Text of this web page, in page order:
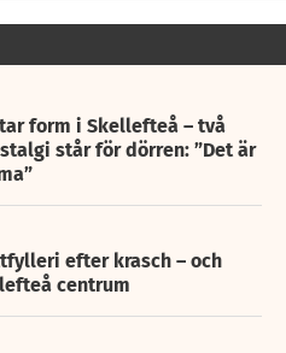
form i Skellefteå – två
står för dörren: ”Det är
efter krasch – och
centrum